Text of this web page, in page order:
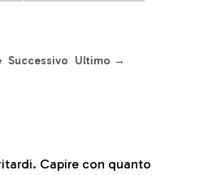
Successivo Ultimo →
Capire con quanto